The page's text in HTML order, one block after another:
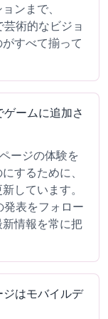
ンまで、
術的なビジョ
すべて揃って
ームに追加さ
ージの体験を
するために、
しています。
表をフォロー
情報を常に把
はモバイルデ